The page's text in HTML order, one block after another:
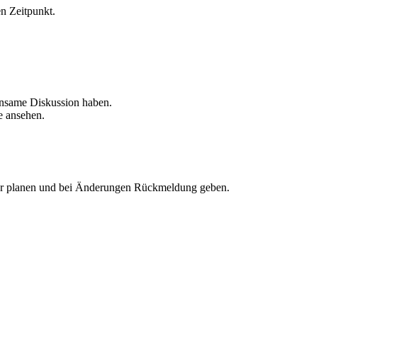
Zeitpunkt.
Diskussion haben.
ansehen.
planen und bei Änderungen Rückmeldung geben.